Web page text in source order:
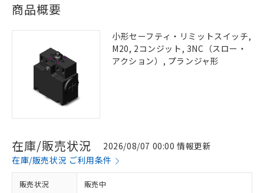
商品概要
小形セーフティ・リミットスイッチ,
M20, 2コンジット, 3NC（スロー・
アクション）, プランジャ形
在庫/販売状況
2026/08/07 00:00 情報更新
在庫/販売状況 ご利用条件
販売状況 販売中